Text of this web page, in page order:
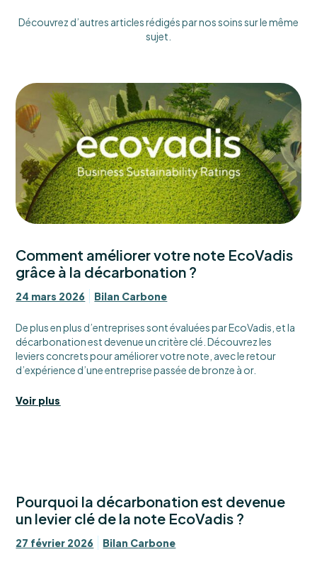
Découvrez d’autres articles rédigés par nos soins sur le même
sujet.
Comment améliorer votre note EcoVadis
grâce à la décarbonation ?
24 mars 2026 Bilan Carbone
De plus en plus d’entreprises sont évaluées par EcoVadis, et la
décarbonation est devenue un critère clé. Découvrez les
leviers concrets pour améliorer votre note, avec le retour
d’expérience d’une entreprise passée de bronze à or.
Voir plus
Pourquoi la décarbonation est devenue
un levier clé de la note EcoVadis ?
27 février 2026 Bilan Carbone